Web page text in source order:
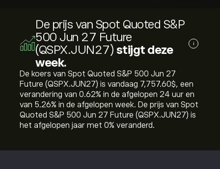
De prijs van Spot Quoted S&P
500 Jun 27 Future
(QSPX.JUN27) stijgt deze
week.
i
De koers van Spot Quoted S&P 500 Jun 27
Future (QSPX.JUN27) is vandaag 7,757.60‎$‎, een
verandering van ‎0.62‎% in de afgelopen 24 uur en
van ‎5.26‎% in de afgelopen week. De prijs van Spot
Quoted S&P 500 Jun 27 Future (QSPX.JUN27) is
het afgelopen jaar met ‎0‎% veranderd.